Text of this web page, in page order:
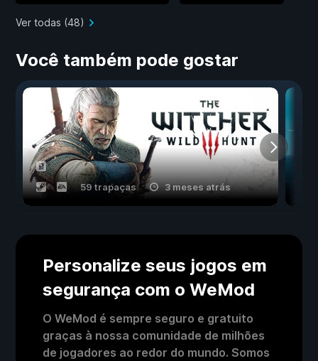
Ver todas (48)
Você também pode gostar
59 trapaças 3 meses atrás
Personalize seus jogos em
segurança com o WeMod
O WeMod é sempre seguro e gratuito
graças à nossa comunidade de milhões
de jogadores ao redor do mundo. Somos